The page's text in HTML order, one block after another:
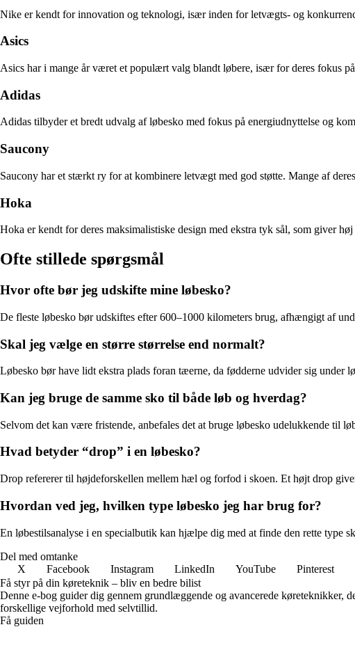
Nike er kendt for innovation og teknologi, især inden for letvægts- og
Asics
Asics har i mange år været et populært valg blandt løbere, især for deres fokus
Adidas
Adidas tilbyder et bredt udvalg af løbesko med fokus på energiudnyttelse og
Saucony
Saucony har et stærkt ry for at kombinere letvægt med god støtte. Mange af
Hoka
Hoka er kendt for deres maksimalistiske design med ekstra tyk sål, som giver
Ofte stillede spørgsmål
Hvor ofte bør jeg udskifte mine løbesko?
De fleste løbesko bør udskiftes efter 600–1000 kilometers brug, afhængigt af
Skal jeg vælge en større størrelse end normalt?
Løbesko bør have lidt ekstra plads foran tæerne, da fødderne udvider sig
Kan jeg bruge de samme sko til både løb og hverdag?
Selvom det kan være fristende, anbefales det at bruge løbesko udelukkende til
Hvad betyder “drop” i en løbesko?
Drop refererer til højdeforskellen mellem hæl og forfod i skoen. Et højt drop
Hvordan ved jeg, hvilken type løbesko jeg har brug for?
En løbestilsanalyse i en specialbutik kan hjælpe dig med at finde den rette type
Del med omtanke
X
Facebook Instagram LinkedIn YouTube Pinterest
Få styr på din køreteknik – bliv en bedre bilist
Denne e-bog guider dig gennem grundlæggende og avancerede
forskellige vejforhold med selvtillid.
Få guiden